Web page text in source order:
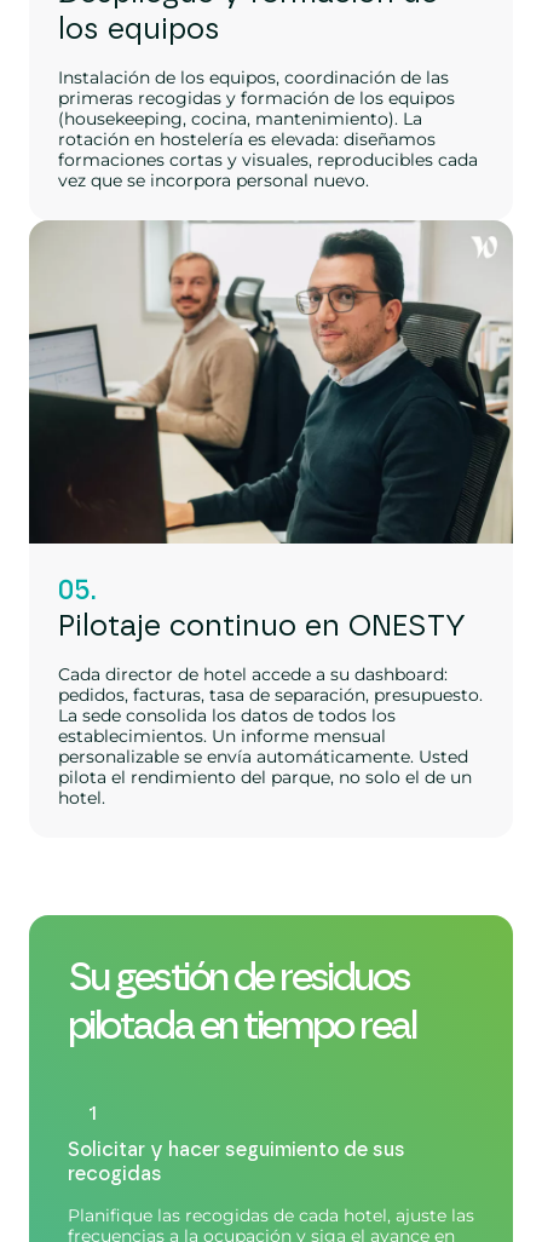
los equipos
Instalación de los equipos, coordinación de las
primeras recogidas y formación de los equipos
(housekeeping, cocina, mantenimiento). La
rotación en hostelería es elevada: diseñamos
formaciones cortas y visuales, reproducibles cada
vez que se incorpora personal nuevo.
05.
Pilotaje continuo en ONESTY
Cada director de hotel accede a su dashboard:
pedidos, facturas, tasa de separación, presupuesto.
La sede consolida los datos de todos los
establecimientos. Un informe mensual
personalizable se envía automáticamente. Usted
pilota el rendimiento del parque, no solo el de un
hotel.
Su gestión de residuos
pilotada en tiempo real
1
Solicitar y hacer seguimiento de sus
recogidas
Planifique las recogidas de cada hotel, ajuste las
frecuencias a la ocupación y siga el avance en